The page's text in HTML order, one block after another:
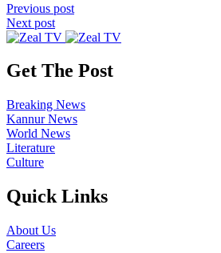
Previous post
Next post
Get The Post
Breaking News
Kannur News
World News
Literature
Culture
Quick Links
About Us
Careers